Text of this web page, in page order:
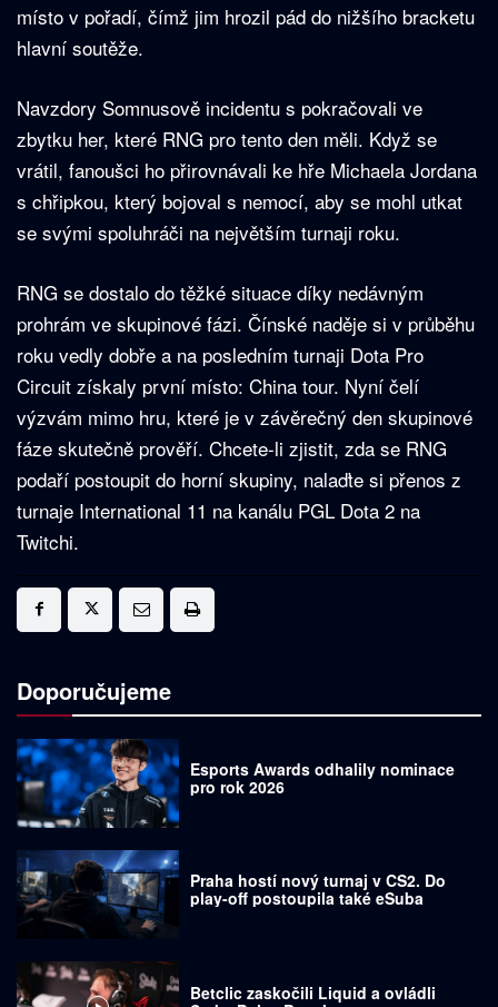
místo v pořadí, čímž jim hrozil pád do nižšího bracketu
hlavní soutěže.
Navzdory Somnusově incidentu s pokračovali ve
zbytku her, které RNG pro tento den měli. Když se
vrátil, fanoušci ho přirovnávali ke hře Michaela Jordana
s chřipkou, který bojoval s nemocí, aby se mohl utkat
se svými spoluhráči na největším turnaji roku.
RNG se dostalo do těžké situace díky nedávným
prohrám ve skupinové fázi. Čínské naděje si v průběhu
roku vedly dobře a na posledním turnaji Dota Pro
Circuit získaly první místo: China tour. Nyní čelí
výzvám mimo hru, které je v závěrečný den skupinové
fáze skutečně prověří. Chcete-li zjistit, zda se RNG
podaří postoupit do horní skupiny, nalaďte si přenos z
turnaje International 11 na kanálu PGL Dota 2 na
Twitchi.
Doporučujeme
Esports Awards odhalily nominace
pro rok 2026
Praha hostí nový turnaj v CS2. Do
play-off postoupila také eSuba
Betclic zaskočili Liquid a ovládli